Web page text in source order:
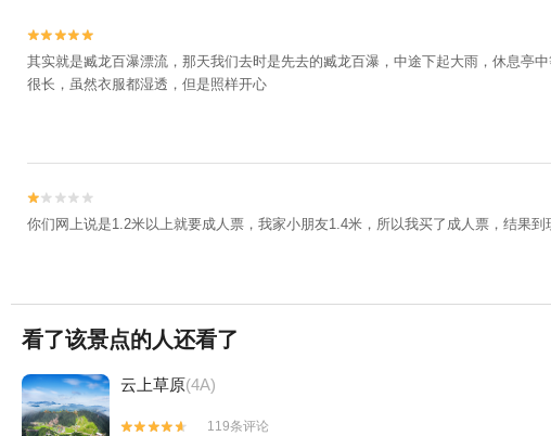


其实就是臧龙百瀑漂流，那天我们去时是先去的臧龙百瀑，中途下起大雨，休息亭
很长，虽然衣服都湿透，但是照样开心


你们网上说是1.2米以上就要成人票，我家小朋友1.4米，所以我买了成人票，结果
看了该景点的人还看了
云上草原(4A)


119条评论